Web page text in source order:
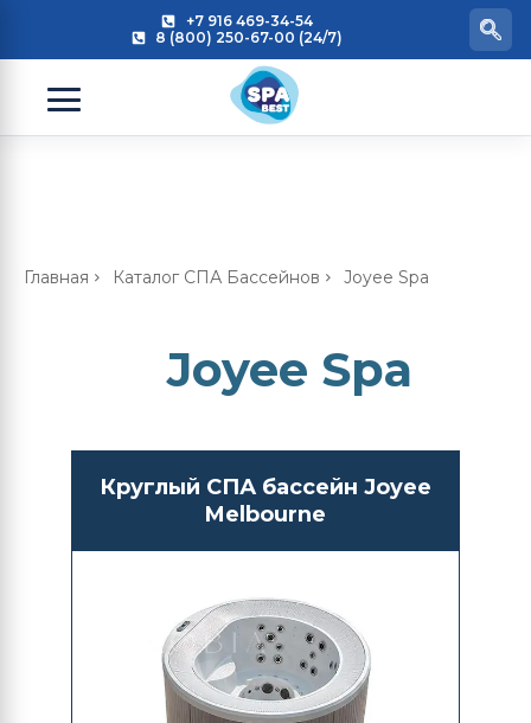
+7 916 469-34-54
8 (800) 250-67-00 (24/7)
Главная Каталог СПА Бассейнов Joyee Spa
Joyee Spa
Круглый СПА бассейн Joyee
Melbourne